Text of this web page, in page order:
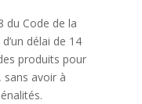
du Code de la
délai de 14
produits pour
avoir à